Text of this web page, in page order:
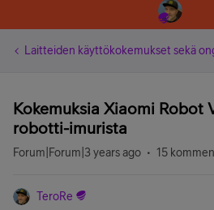
Laitteiden käyttökokemukset sekä
Kokemuksia Xiaomi Robot
robotti-imurista
Forum|Forum|3 years ago 15
TeroRe